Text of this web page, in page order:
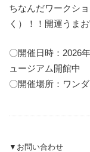
ちなんだワークシ
く）！！開運うま
〇開催日時：2026
ュージアム開館中
〇開催場所：ワン
▼お問い合わせ